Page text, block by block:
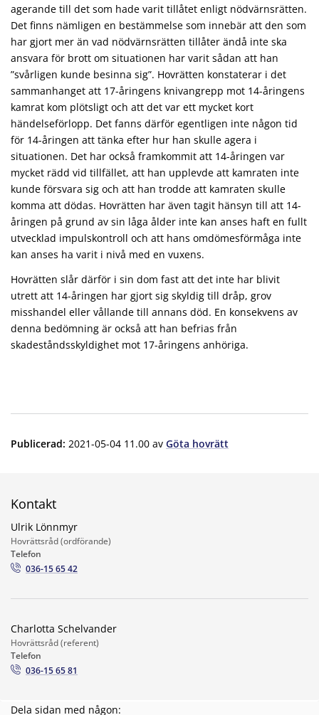
agerande till det som hade varit tillåtet enligt nödvärnsrätten.
Det finns nämligen en bestämmelse som innebär att den som
har gjort mer än vad nödvärnsrätten tillåter ändå inte ska
ansvara för brott om situationen har varit sådan att han
”svårligen kunde besinna sig”. Hovrätten konstaterar i det
sammanhanget att 17-åringens knivangrepp mot 14-åringens
kamrat kom plötsligt och att det var ett mycket kort
händelseförlopp. Det fanns därför egentligen inte någon tid
för 14-åringen att tänka efter hur han skulle agera i
situationen. Det har också framkommit att 14-åringen var
mycket rädd vid tillfället, att han upplevde att kamraten inte
kunde försvara sig och att han trodde att kamraten skulle
komma att dödas. Hovrätten har även tagit hänsyn till att 14-
åringen på grund av sin låga ålder inte kan anses haft en fullt
utvecklad impulskontroll och att hans omdömesförmåga inte
kan anses ha varit i nivå med en vuxens.
Hovrätten slår därför i sin dom fast att det inte har blivit
utrett att 14-åringen har gjort sig skyldig till dråp, grov
misshandel eller vållande till annans död. En konsekvens av
denna bedömning är också att han befrias från
skadeståndsskyldighet mot 17-åringens anhöriga.
Publicerad: 2021-05-04 11.00 av Göta hovrätt
Dela sidan med någon:
Kontakt
Ulrik Lönnmyr
Hovrättsråd (ordförande)
Telefon
036-15 65 42
Charlotta Schelvander
Hovrättsråd (referent)
Telefon
036-15 65 81